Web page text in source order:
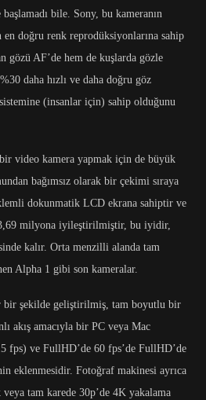
bile. Sony, bu kameranın
doğru renk reprodüksiyonlarına sahip
gözü AF’de hem de kuşlarda gözle
daha hızlı ve daha doğru göz
(insanlar için) sahip olduğunu
video kamera yapmak için de büyük
bağımsız olarak bir çekimi sıraya
dokunmatik LCD ekrana sahiptir ve
milyona iyileştirilmiştir, bu iyidir,
kalır. Orta menzilli alanda tam
Alpha 1 gibi son kameralar.
şekilde geliştirilmiş, tam boyutlu bir
akış amacıyla bir PC veya Mac
fps) ve FullHD’de 60 fps’de FullHD’de
eklenmesidir. Fotoğraf makinesi ayrıca
tam karede 30p’de 4K yakalama